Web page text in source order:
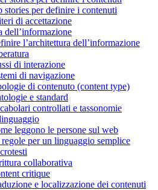
stories per definire i contenuti
di accettazione
dell’informazione
l’architettura dell’informazione
di interazione
di navigazione
di contenuto (content type)
e standard
controllati e tassonomie
leggono le persone sul web
per un linguaggio semplice
collaborativa
critique
e localizzazione dei contenuti